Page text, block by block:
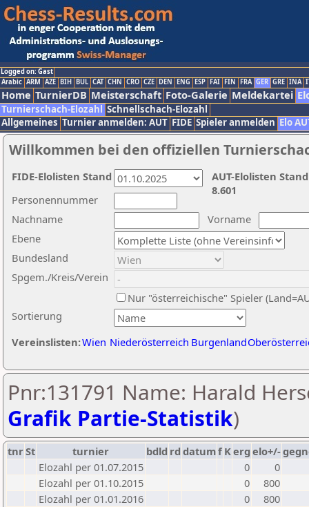
Logged on: Gast
Arabic ARM AZE BIH BUL CAT CHN CRO CZE DEN ENG ESP FAI FIN FRA GER GRE INA
Home TurnierDB Meisterschaft Foto-Galerie Meldekartei
Turnierschach-Elozahl Schnellschach-Elozahl
Allgemeines Turnier anmelden: AUT FIDE Spieler anmelden Elo
Willkommen bei den offiziellen
Nachname
Vorname
Ebene
Sortierung
Personennummer
Bundesland
Spgem./Kreis/Verein
Nur "österreichische" Spieler
Vereinslisten:Wien Niederösterreich Burgenland
AUT-Elolisten
8.601
FIDE-Elolisten Stand
Pnr:131791 Name: Harald
Grafik Partie-Statistik)
tnrSt turnier bdld rd datumf Kerg elo+/-
Elozahl per 01.07.2015
0
0
Elozahl per 01.10.2015
0
800
Elozahl per 01.01.2016
0
800